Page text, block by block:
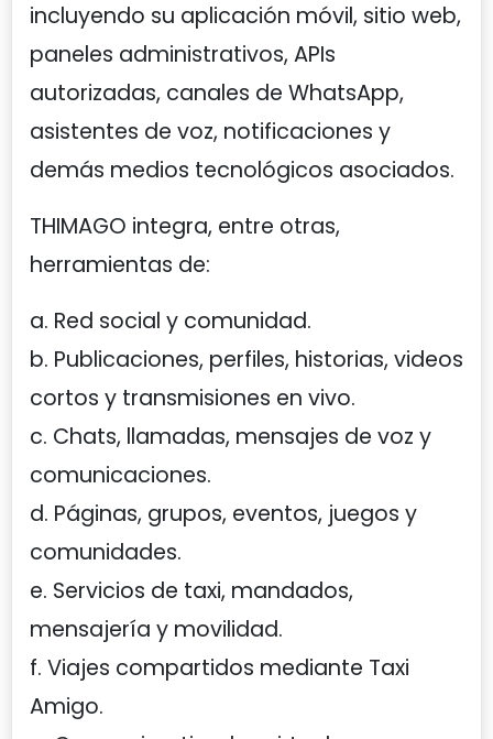
incluyendo su aplicación móvil, sitio web,
paneles administrativos, APIs
autorizadas, canales de WhatsApp,
asistentes de voz, notificaciones y
demás medios tecnológicos asociados.
THIMAGO integra, entre otras,
herramientas de:
a. Red social y comunidad.
b. Publicaciones, perfiles, historias, videos
cortos y transmisiones en vivo.
c. Chats, llamadas, mensajes de voz y
comunicaciones.
d. Páginas, grupos, eventos, juegos y
comunidades.
e. Servicios de taxi, mandados,
mensajería y movilidad.
f. Viajes compartidos mediante Taxi
Amigo.